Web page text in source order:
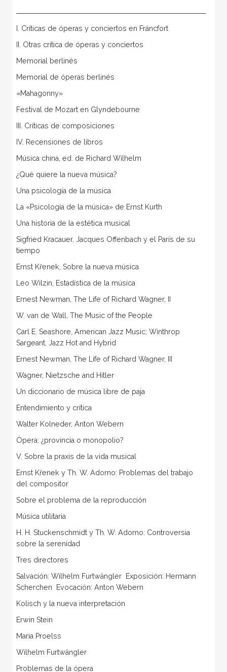
I. Críticas de óperas y conciertos en Fráncfort
II. Otras crítica de óperas y conciertos
Memorial berlinés
Memorial de óperas berlinés
«Mahagonny»
Festival de Mozart en Glyndebourne
III. Críticas de composiciones
IV. Recensiones de libros
Música china, ed. de Richard Wilhelm
¿Qué quiere la nueva música?
Una psicología de la música
La «Psicología de la música» de Ernst Kurth
Una historia de la estética musical
Sigfried Kracauer, Jacques Offenbach y el París de su
tiempo
Ernst Křenek, Sobre la nueva música
Leo Wilzin, Estadística de la música
Ernest Newman, The Life of Richard Wagner, II
W. van de Wall, The Music of the People
Carl E. Seashore, American Jazz Music; Winthrop
Sargeant, Jazz Hot and Hybrid
Ernest Newman, The Life of Richard Wagner, III
Wagner, Nietzsche and Hitler
Un diccionario de música libre de paja
Entendimiento y crítica
Walter Kolneder, Anton Webern
Ópera: ¿provincia o monopolio?
V. Sobre la praxis de la vida musical
Ernst Křenek y Th. W. Adorno: Problemas del trabajo
del compositor
Sobre el problema de la reproducción
Música utilitaria
H. H. Stuckenschmidt y Th. W. Adorno: Controversia
sobre la serenidad
Tres directores
Salvación: Wilhelm Furtwängler  Exposición: Hermann
Scherchen  Evocación: Anton Webern
Kolisch y la nueva interpretación
Erwin Stein
Maria Proelss
Wilhelm Furtwängler
Problemas de la ópera